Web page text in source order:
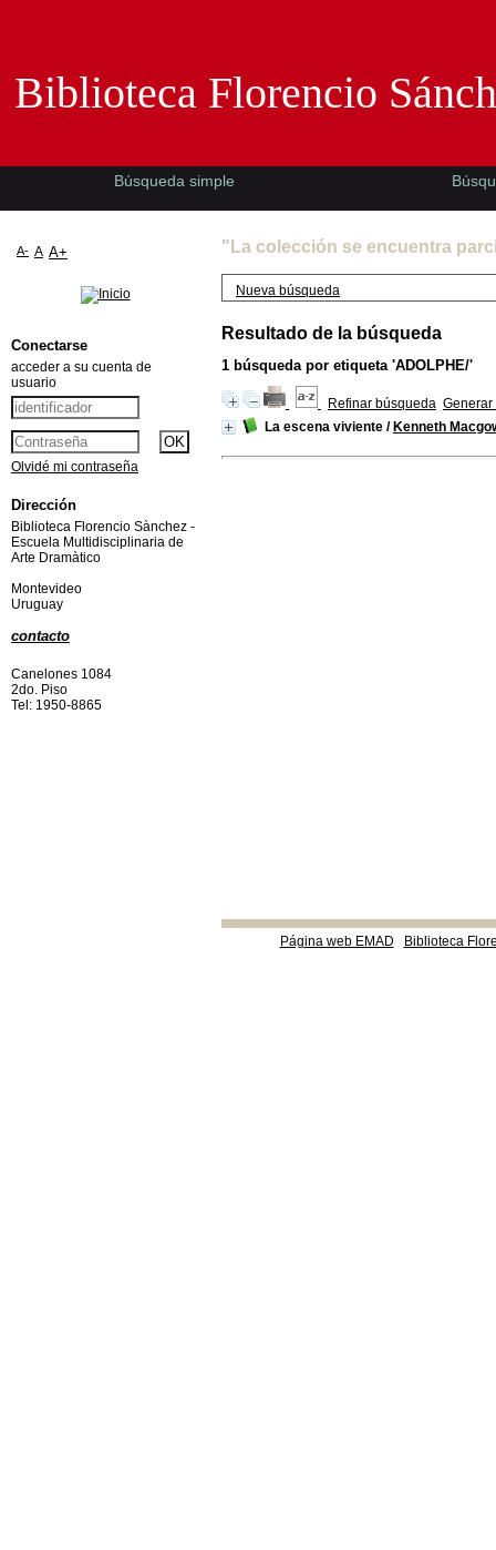
"La colección se encuentra
Nueva búsqueda
Resultado de la búsqueda
1 búsqueda por etiqueta 'ADOLPHE/'
Refinar búsqueda Generar
La escena viviente / Kenneth
Página web EMAD Biblioteca
Biblioteca Florencio
Búsqueda simple
A- A A+
Conectarse
acceder a su cuenta de
usuario
Olvidé mi contraseña
Dirección
Biblioteca Florencio Sànchez -
Escuela Multidisciplinaria de
Arte Dramàtico
Montevideo
Uruguay
contacto
Canelones 1084
2do. Piso
Tel: 1950-8865